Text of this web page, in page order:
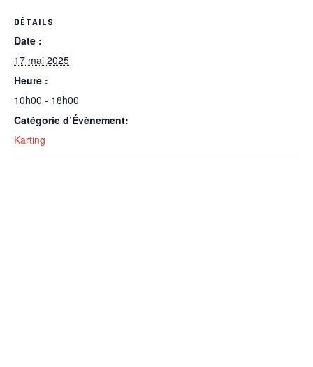
DÉTAILS
Date :
17 mai 2025
Heure :
10h00 - 18h00
Catégorie d’Évènement:
Karting